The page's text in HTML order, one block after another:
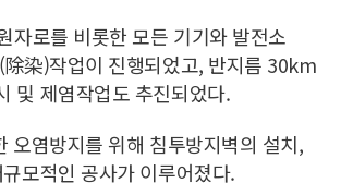
자로를 비롯한 모든 기기와 발전소
染)작업이 진행되었고, 반지름 30km
및 제염작업도 추진되었다.
오염방지를 위해 침투방지벽의 설치,
모적인 공사가 이루어졌다.